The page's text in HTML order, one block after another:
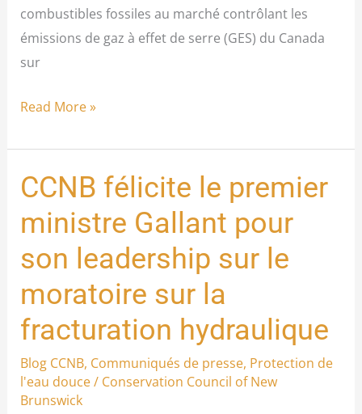
combustibles fossiles au marché contrôlant les
émissions de gaz à effet de serre (GES) du Canada
sur
un
virage
vers
énergies
Read More »
CCNB félicite le premier
ministre Gallant pour
son leadership sur le
moratoire sur la
fracturation hydraulique
Blog CCNB, Communiqués de presse, Protection de
l'eau douce/ Conservation Council of New
Brunswick
CCNB
le
premier
Gallant
pour
leadership
sur